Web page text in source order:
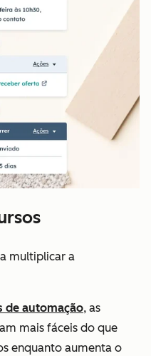
multiplicar a
de automação, as
mais fáceis do que
enquanto aumenta o